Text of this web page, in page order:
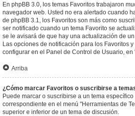
En phpBB 3.0, los temas Favoritos trabajaron
navegador web. Usted no era alertado cuando
de phpBB 3.1, los Favoritos son más como
ser notificado cuando un tema Favorito se
se le avisará de que hay una actualización de
Las opciones de notificación para los Favoritos
configurar en el Panel de Control de Usuario, en
Arriba
¿Cómo marcar Favoritos o suscribirse a
Puede marcar o suscribirse a un tema
correspondiente en el menú "Herramientas de
superior e inferior de un tema de discusión.